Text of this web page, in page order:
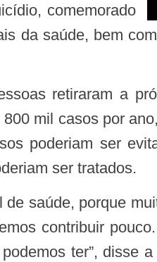
comemorado
da saúde, bem
mil casos por
poderiam ser
ser tratados.
contribuir
ter”, disse